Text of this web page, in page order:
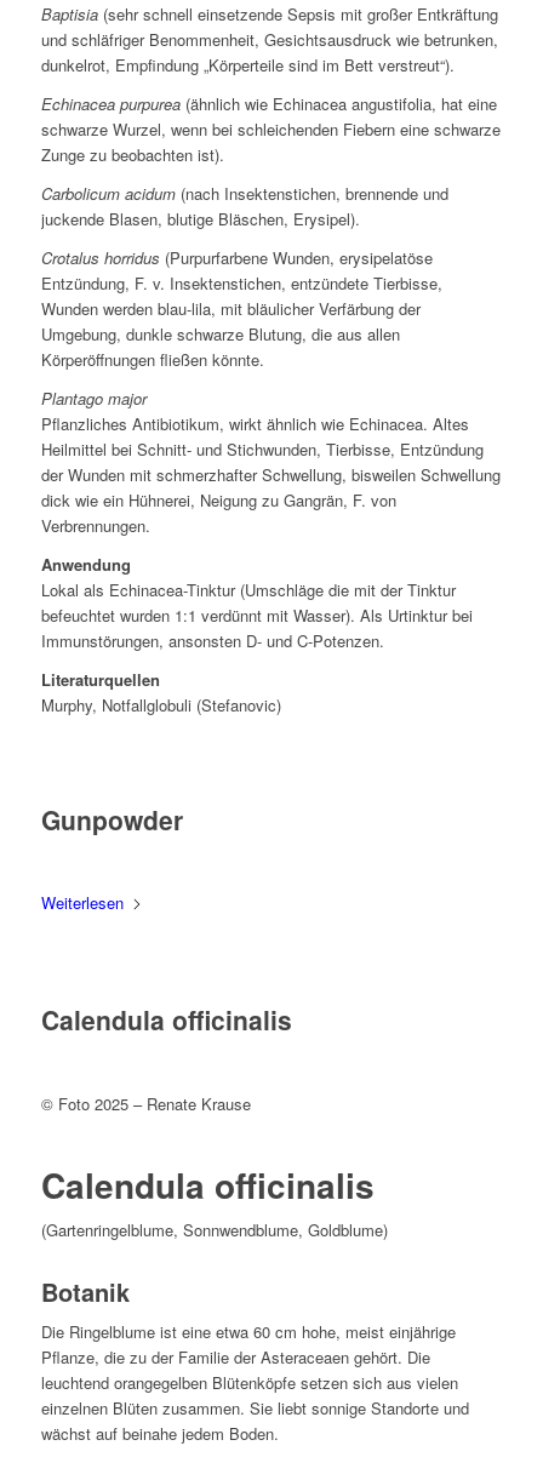
Baptisia(sehr schnell einsetzende Sepsis mit großer Entkräftung
und schläfriger Benommenheit, Gesichtsausdruck wie betrunken,
dunkelrot, Empfindung „Körperteile sind im Bett verstreut“).
Echinacea purpurea(ähnlich wie Echinacea angustifolia, hat eine
schwarze Wurzel, wenn bei schleichenden Fiebern eine schwarze
Zunge zu beobachten ist).
Carbolicum acidum(nach Insektenstichen, brennende und
juckende Blasen, blutige Bläschen, Erysipel).
Crotalus horridus (Purpurfarbene Wunden, erysipelatöse
Entzündung, F. v. Insektenstichen, entzündete Tierbisse,
Wunden werden blau-lila, mit bläulicher Verfärbung der
Umgebung, dunkle schwarze Blutung, die aus allen
Körperöffnungen fließen könnte.
Plantago major
Pflanzliches Antibiotikum, wirkt ähnlich wie Echinacea. Altes
Heilmittel bei Schnitt- und Stichwunden, Tierbisse, Entzündung
der Wunden mit schmerzhafter Schwellung, bisweilen Schwellung
dick wie ein Hühnerei, Neigung zu Gangrän, F. von
Verbrennungen.
Anwendung
Lokal als Echinacea-Tinktur (Umschläge die mit der Tinktur
befeuchtet wurden 1:1 verdünnt mit Wasser). Als Urtinktur bei
Immunstörungen, ansonsten D- und C-Potenzen.
Literaturquellen
Murphy, Notfallglobuli (Stefanovic)
Gunpowder
Weiterlesen
Calendula officinalis
© Foto 2025 – Renate Krause
Calendula officinalis
(Gartenringelblume, Sonnwendblume, Goldblume)
Botanik
Die Ringelblume ist eine etwa 60 cm hohe, meist einjährige
Pflanze, die zu der Familie der Asteraceaen gehört. Die
leuchtend orangegelben Blütenköpfe setzen sich aus vielen
einzelnen Blüten zusammen. Sie liebt sonnige Standorte und
wächst auf beinahe jedem Boden.